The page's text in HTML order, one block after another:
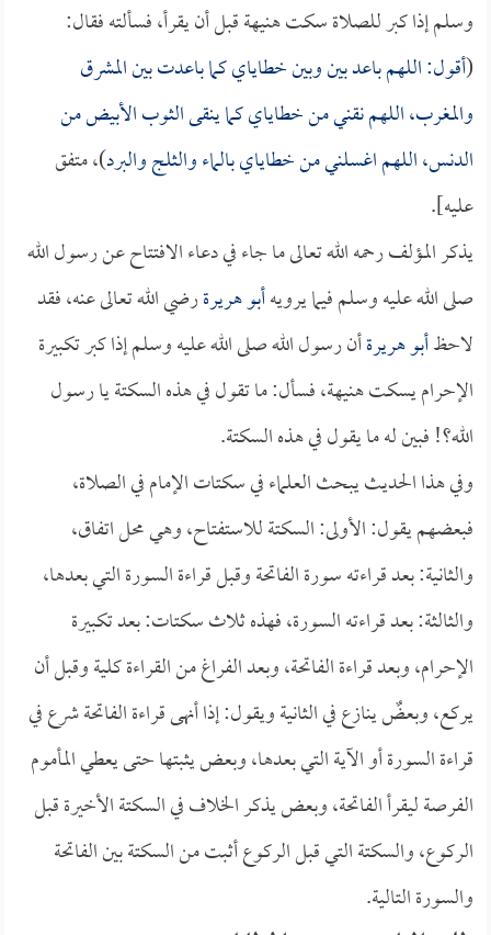
وسلم إذا كبر للصلاة سكت هنيهة قبل أن يقرأ، فسألته فقال:
(أقول: اللهم باعد بين وبين خطاياي كما باعدت بين المشرق
والمغرب، اللهم نقني من خطاياي كما ينقى الثوب الأبيض من
الدنس، اللهم اغسلني من خطاياي بالماء والثلج والبرد)، متفق
عليه].
يذكر المؤلف رحمه الله تعالى ما جاء في دعاء الافتتاح عن رسول الله
صلى الله عليه وسلم فيما يرويهأبو هريرةرضي الله تعالى عنه، فقد
لاحظأبو هريرةأن رسول الله صلى الله عليه وسلم إذا كبر تكبيرة
الإحرام يسكت هنيهة، فسأل: ما تقول في هذه السكتة يا رسول
الله؟! فبين له ما يقول في هذه السكتة.
وفي هذا الحديث يبحث العلماء في سكتات الإمام في الصلاة،
فبعضهم يقول: الأولى: السكتة للاستفتاح، وهي محل اتفاق،
والثانية: بعد قراءته سورة الفاتحة وقبل قراءة السورة التي بعدها،
والثالثة: بعد قراءته السورة، فهذه ثلاث سكتات: بعد تكبيرة
الإحرام، وبعد قراءة الفاتحة، وبعد الفراغ من القراءة كلية وقبل أن
يركع، وبعضٌ ينازع في الثانية ويقول: إذا أنهى قراءة الفاتحة شرع في
قراءة السورة أو الآية التي بعدها، وبعض يثبتها حتى يعطي المأموم
الفرصة ليقرأ الفاتحة، وبعض يذكر الخلاف في السكتة الأخيرة قبل
الركوع، والسكتة التي قبل الركوع أثبت من السكتة بين الفاتحة
والسورة التالية.